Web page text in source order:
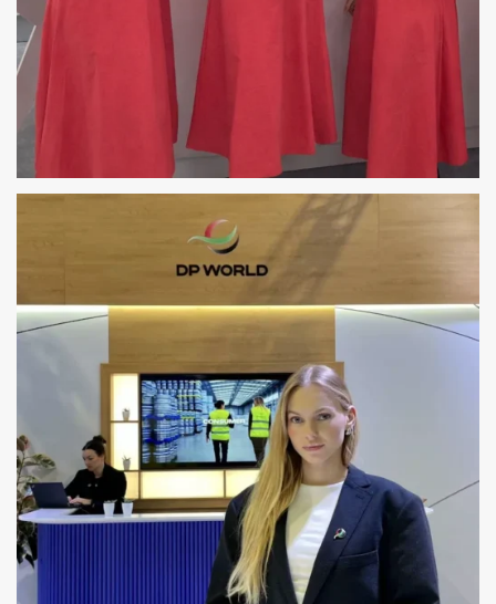
HOSTESSY ZŁOTE TARASY WARSZAWA –
OTWARCIE SALONU ALENSA